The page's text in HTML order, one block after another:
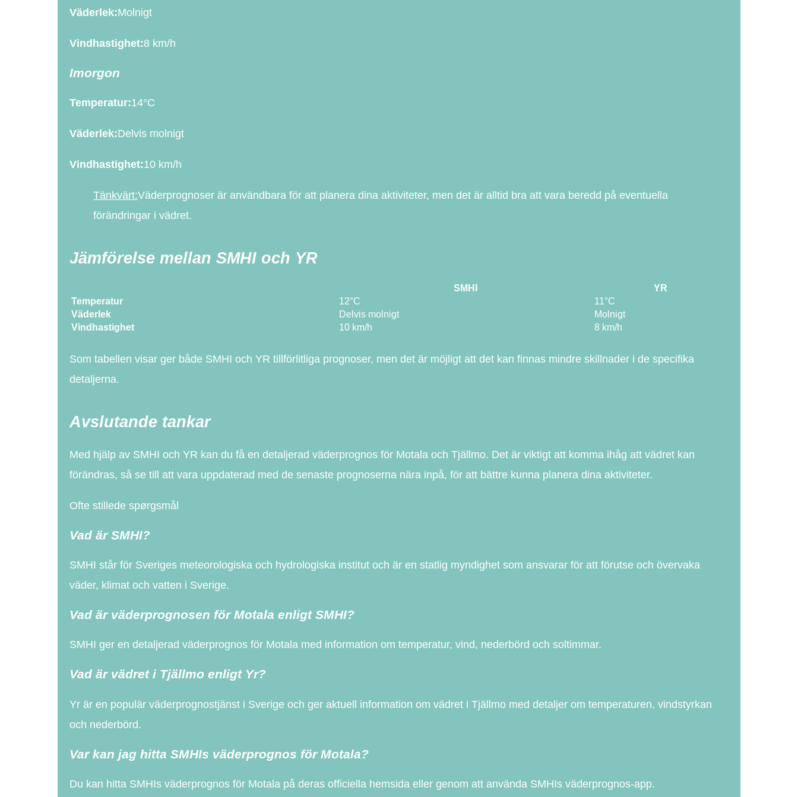
Väderlek:Molnigt
Vindhastighet:8 km/h
Imorgon
Temperatur:14°C
Väderlek:Delvis molnigt
Vindhastighet:10 km/h
Tänkvärt:Väderprognoser är användbara för att planera dina aktiviteter, men det är alltid bra att vara beredd på eventuella
förändringar i vädret.
Jämförelse mellan SMHI och YR
SMHI
YR
Temperatur
12°C
11°C
Väderlek
Delvis molnigt
Molnigt
Vindhastighet
10 km/h 8 km/h
Som tabellen visar ger både SMHI och YR tillförlitliga prognoser, men det är möjligt att det kan finnas mindre skillnader i de specifika
detaljerna.
Avslutande tankar
Med hjälp av SMHI och YR kan du få en detaljerad väderprognos för Motala och Tjällmo. Det är viktigt att komma ihåg att vädret kan
förändras, så se till att vara uppdaterad med de senaste prognoserna nära inpå, för att bättre kunna planera dina aktiviteter.
Ofte stillede spørgsmål
Vad är SMHI?
SMHI står för Sveriges meteorologiska och hydrologiska institut och är en statlig myndighet som ansvarar för att förutse och övervaka
väder, klimat och vatten i Sverige.
Vad är väderprognosen för Motala enligt SMHI?
SMHI ger en detaljerad väderprognos för Motala med information om temperatur, vind, nederbörd och soltimmar.
Vad är vädret i Tjällmo enligt Yr?
Yr är en populär väderprognostjänst i Sverige och ger aktuell information om vädret i Tjällmo med detaljer om temperaturen, vindstyrkan
och nederbörd.
Var kan jag hitta SMHIs väderprognos för Motala?
Du kan hitta SMHIs väderprognos för Motala på deras officiella hemsida eller genom att använda SMHIs väderprognos-app.